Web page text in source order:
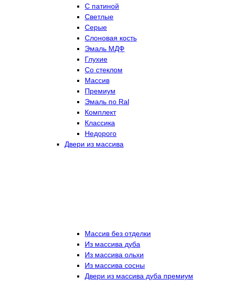
С патиной
Светлые
Серые
Слоновая кость
Эмаль МДФ
Глухие
Со стеклом
Массив
Премиум
Эмаль по Ral
Комплект
Классика
Недорого
Двери из массива
Массив без отделки
Из массива дуба
Из массива ольхи
Из массива сосны
Двери из массива дуба премиум